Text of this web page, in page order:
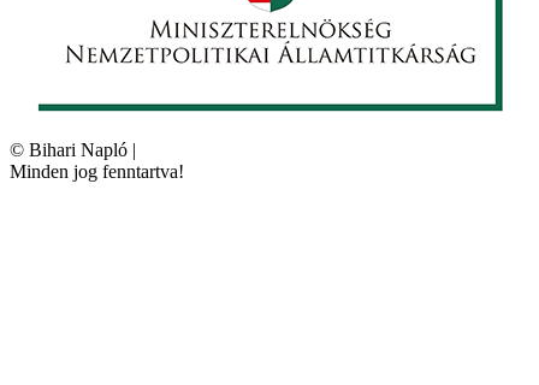
© Bihari Napló |
Minden jog fenntartva!